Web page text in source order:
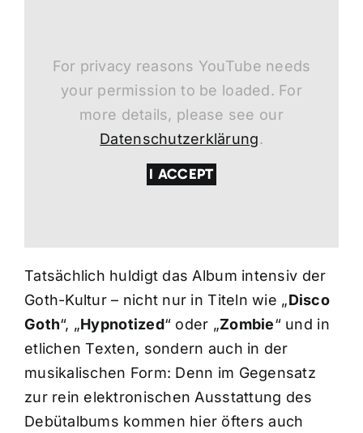
For privacy reasons YouTube needs
your permission to be loaded. For
more details, please see our
Datenschutzerklärung.
I ACCEPT
Tatsächlich huldigt das Album intensiv der
Goth-Kultur – nicht nur in Titeln wie „Disco
Goth“, „Hypnotized“ oder „Zombie“ und in
etlichen Texten, sondern auch in der
musikalischen Form: Denn im Gegensatz
zur rein elektronischen Ausstattung des
Debütalbums kommen hier öfters auch